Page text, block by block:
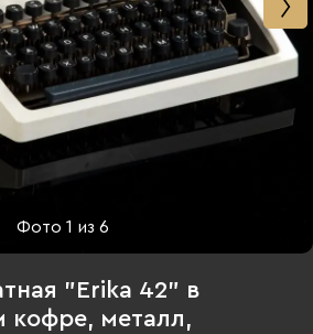
Фото1 из6
"Erika 42" в
кофре, металл,